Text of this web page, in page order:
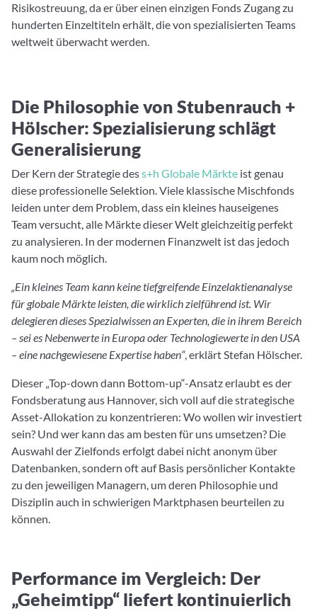
Risikostreuung, da er über einen einzigen Fonds Zugang zu
hunderten Einzeltiteln erhält, die von spezialisierten Teams
weltweit überwacht werden.
Die Philosophie von Stubenrauch +
Hölscher: Spezialisierung schlägt
Generalisierung
Der Kern der Strategie dess+h Globale Märkte ist genau
diese professionelle Selektion. Viele klassische Mischfonds
leiden unter dem Problem, dass ein kleines hauseigenes
Team versucht, alle Märkte dieser Welt gleichzeitig perfekt
zu analysieren. In der modernen Finanzwelt ist das jedoch
kaum noch möglich.
„Ein kleines Team kann keine tiefgreifende Einzelaktienanalyse
für globale Märkte leisten, die wirklich zielführend ist. Wir
delegieren dieses Spezialwissen an Experten, die in ihrem Bereich
– sei es Nebenwerte in Europa oder Technologiewerte in den USA
– eine nachgewiesene Expertise haben“, erklärt Stefan Hölscher.
Dieser „Top-down dann Bottom-up“-Ansatz erlaubt es der
Fondsberatung aus Hannover, sich voll auf die strategische
Asset-Allokation zu konzentrieren: Wo wollen wir investiert
sein? Und wer kann das am besten für uns umsetzen? Die
Auswahl der Zielfonds erfolgt dabei nicht anonym über
Datenbanken, sondern oft auf Basis persönlicher Kontakte
zu den jeweiligen Managern, um deren Philosophie und
Disziplin auch in schwierigen Marktphasen beurteilen zu
können.
Performance im Vergleich: Der
„Geheimtipp“ liefert kontinuierlich